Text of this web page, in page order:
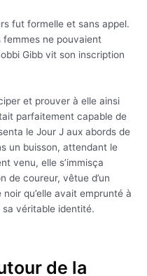
fut formelle et sans appel.
femmes ne pouvaient
Gibb vit son inscription
et prouver à elle ainsi
parfaitement capable de
le Jour J aux abords de
un buisson, attendant le
venu, elle s’immisça
de coureur, vêtue d’un
qu’elle avait emprunté à
véritable identité.
de la